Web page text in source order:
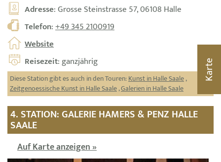
Adresse: Grosse Steinstrasse 57, 06108 Halle
Telefon:+49 345 2100919
Website
Reisezeit: ganzjährig
Diese Station gibt es auch in den Touren:Kunst in Halle Saale,
Zeitgenoessische Kunst in Halle Saale,Galerien in Halle Saale
4. STATION: GALERIE HAMERS & PENZ HALLE
SAALE
Auf Karte anzeigen »
Karte